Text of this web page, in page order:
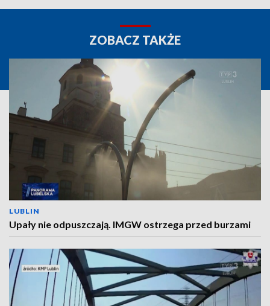
ZOBACZ TAKŻE
LUBLIN
Upały nie odpuszczają. IMGW ostrzega przed burzami